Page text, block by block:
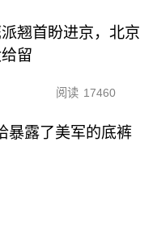
翘首盼进京，北京
留
阅读 17460
暴露了美军的底裤